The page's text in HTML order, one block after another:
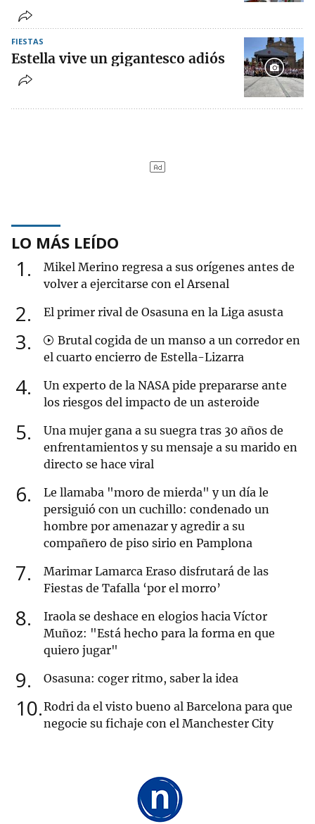
FIESTAS
Estella vive un gigantesco adiós
LO MÁS LEÍDO
1
Mikel Merino regresa a sus orígenes antes de
volver a ejercitarse con el Arsenal
2 El primer rival de Osasuna en la Liga asusta
3
Brutal cogida de un manso a un corredor en
el cuarto encierro de Estella-Lizarra
4
Un experto de la NASA pide prepararse ante
los riesgos del impacto de un asteroide
5
Una mujer gana a su suegra tras 30 años de
enfrentamientos y su mensaje a su marido en
directo se hace viral
6
Le llamaba "moro de mierda" y un día le
persiguió con un cuchillo: condenado un
hombre por amenazar y agredir a su
compañero de piso sirio en Pamplona
7
Marimar Lamarca Eraso disfrutará de las
Fiestas de Tafalla ‘por el morro’
8
Iraola se deshace en elogios hacia Víctor
Muñoz: "Está hecho para la forma en que
quiero jugar"
9 Osasuna: coger ritmo, saber la idea
10 Rodri da el visto bueno al Barcelona para que
negocie su fichaje con el Manchester City